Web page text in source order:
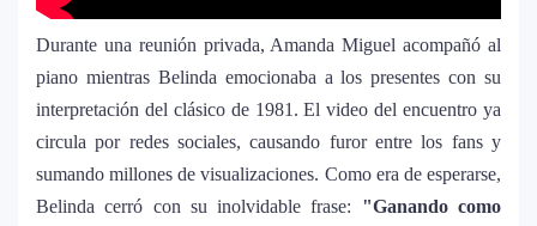
9
Maluma se corona como el mejor vestido
en Premios Juventud 2025 con un
homenaje a la moda colombiana
10 Carín León y Ricky Martin unen fuerzas
en una nueva versión de A Medio Vivir
Durante una reunión privada, Amanda Miguel acompañó al
piano mientras Belinda emocionaba a los presentes con su
interpretación del clásico de 1981. El video del encuentro ya
circula por redes sociales, causando furor entre los fans y
sumando millones de visualizaciones. Como era de esperarse,
Belinda cerró con su inolvidable frase: "Ganando como